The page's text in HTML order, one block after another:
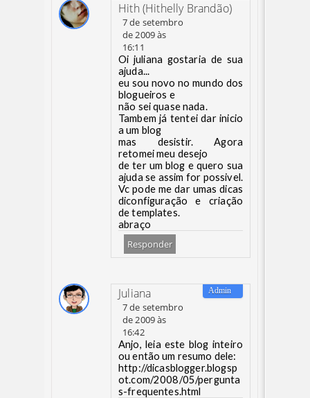
Hith (Hithelly Brandão)
7 de setembro
de 2009 às
16:11
Oi juliana gostaria de sua
ajuda...
eu sou novo no mundo dos
blogueiros e
não sei quase nada.
Tambem já tentei dar inicio
a um blog
mas desistir. Agora
retomei meu desejo
de ter um blog e quero sua
ajuda se assim for possivel.
Vc pode me dar umas dicas
diconfiguração e criação
de templates.
abraço
Responder
Juliana
7 de setembro
de 2009 às
16:42
Anjo, leia este blog inteiro
ou então um resumo dele:
http://dicasblogger.blogsp
ot.com/2008/05/pergunta
s-frequentes.html